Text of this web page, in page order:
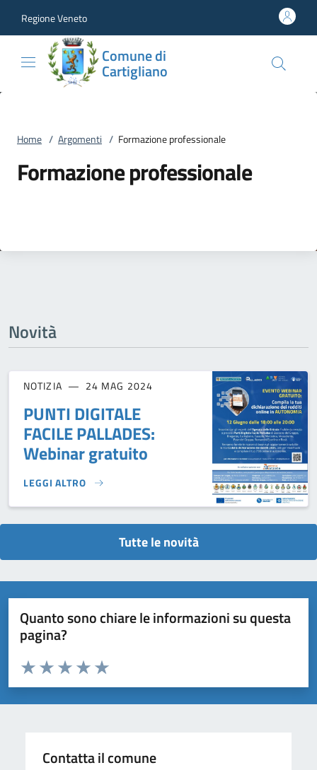
Regione Veneto
Comune di
Cartigliano
Home / Argomenti / Formazione professionale
Formazione professionale
Novità
NOTIZIA 24 MAG 2024
PUNTI DIGITALE
FACILE PALLADES:
Webinar gratuito
LEGGI ALTRO
PUNTI DIGITALE FACILE PALLADES: WEBINAR GRATUITO}
Tutte le novità
Quanto sono chiare le informazioni su questa
pagina?
Domanda
Valuta da 1 a 5 stelle la pagina
Valuta 5 stelle su 5
Valuta 4 stelle su 5
Valuta 3 stelle su 5
Valuta 2 stelle su 5
Valuta 1 stelle su 5
Contatta il comune